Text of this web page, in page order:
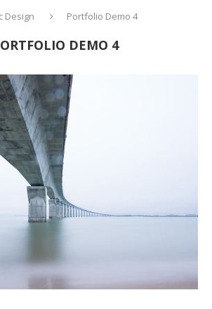
Design Portfolio Demo 4
DEMO 4